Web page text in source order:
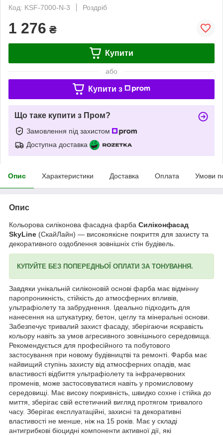
Код: KSF-7000-N-3
Роздріб
1 276 ₴
Купити
або
Купити з
Що таке купити з Пром?
Замовлення під захистом
Доступна доставка
Опис Характеристики Доставка Оплата Умови
Опис
Кольорова силіконова фасадна фарба Силіконфасад
SkyLine (СкайЛайн) — високоякісне покриття для захисту та
декоративного оздоблення зовнішніх стін будівель.
КУПУЙТЕ БЕЗ ПОПЕРЕДНЬОЇ ОПЛАТИ ЗА ТОНУВАННЯ.
Завдяки унікальній силіконовій основі фарба має відмінну
паропроникність, стійкість до атмосферних впливів,
ультрафіолету та забруднення. Ідеально підходить для
нанесення на штукатурку, бетон, цеглу та мінеральні основи.
Забезпечує тривалий захист фасаду, зберігаючи яскравість
кольору навіть за умов агресивного зовнішнього середовища.
Рекомендується для професійного та побутового
застосування при новому будівництві та ремонті. Фарба має
найвищий ступінь захисту від атмосферних опадів, має
властивості відбиття ультрафіолету та інфрачервоних
променів, може застосовуватися навіть у промисловому
середовищі. Має високу покривність, швидко сохне і стійка до
миття, зберігає свій естетичний вигляд протягом тривалого
часу. Зберігає експлуатаційні, захисні та декоративні
властивості не менше, ніж на 15 років. Має у складі
антигрибкові біоцидні компоненти активної дії, які